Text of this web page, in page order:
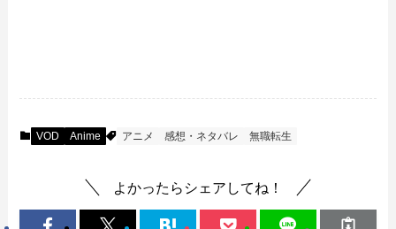
VOD Anime アニメ 感想・ネタバレ 無職転生
よかったらシェアしてね！